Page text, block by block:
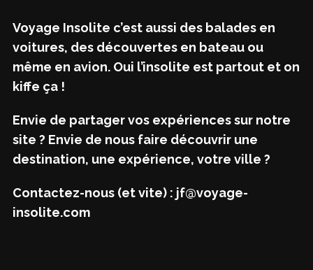
Voyage Insolite c’est aussi des balades en
voitures, des découvertes en bateau ou
même en avion. Oui l’insolite est partout et on
kiffe ça !
Envie de partager vos expériences sur notre
site ? Envie de nous faire découvrir une
destination, une expérience, votre ville ?
Contactez-nous (et vite) : jf@voyage-
insolite.com